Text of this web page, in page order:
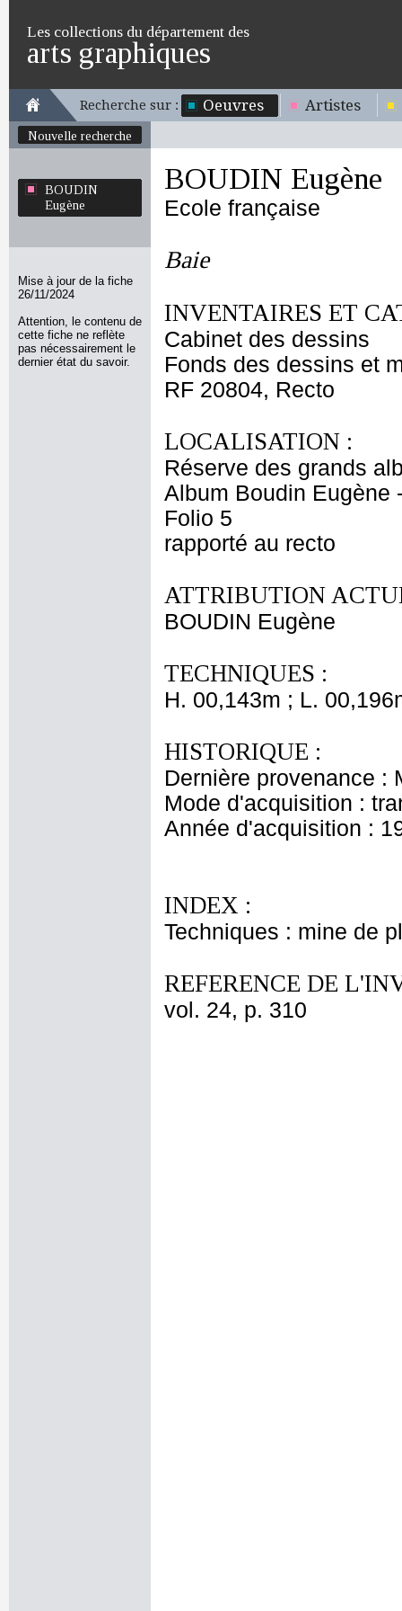
Les collections du département des
arts graphiques
Recherche sur : Oeuvres Artistes
Nouvelle recherche
BOUDIN
Eugène
Mise à jour de la fiche
26/11/2024
Attention, le contenu de
cette fiche ne reflète
pas nécessairement le
dernier état du savoir.
BOUDIN Eugène
Ecole française
Baie
INVENTAIRES ET
Cabinet des dessins
Fonds des dessins et
RF 20804, Recto
LOCALISATION :
Réserve des grands
Album Boudin Eugène
Folio 5
rapporté au recto
ATTRIBUTION
BOUDIN Eugène
TECHNIQUES :
H. 00,143m ; L.
HISTORIQUE :
Dernière provenance :
Mode d'acquisition :
Année d'acquisition :
INDEX :
Techniques : mine de
REFERENCE DE
vol. 24, p. 310